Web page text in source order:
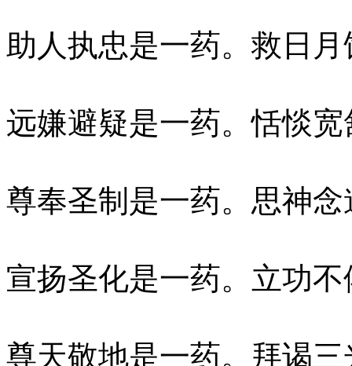
助人执忠是一药。救日
远嫌避疑是一药。恬惔
尊奉圣制是一药。思神
宣扬圣化是一药。立功
尊天敬地是一药。拜谒